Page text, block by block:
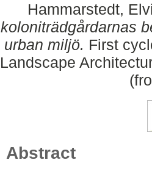
Hammarstedt,
koloniträdgårdarnas
urban miljö. First
Landscape
Abstract